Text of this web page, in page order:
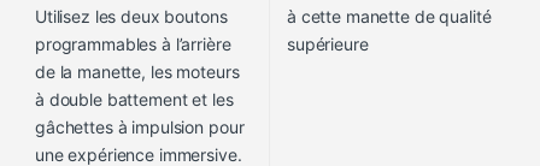
Utilisez les deux boutons
programmables à l’arrière
de la manette, les moteurs
à double battement et les
gâchettes à impulsion pour
une expérience immersive.
à cette manette de qualité
supérieure